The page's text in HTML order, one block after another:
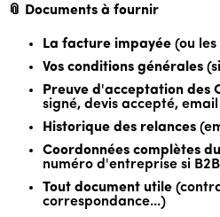
📎 Documents à fournir
La facture impayée (ou
Vos conditions générales
Preuve d'acceptation des
signé, devis accepté,
Historique des relances
Coordonnées complètes
numéro d'entreprise si
Tout document utile
correspondance...)